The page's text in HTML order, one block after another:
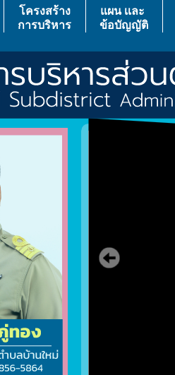
โครงสร้าง
การบริหาร
แผน เเละ
ข้อบัญญัติ